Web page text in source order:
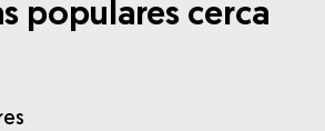
populares cerca